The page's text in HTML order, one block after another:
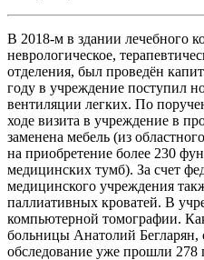
В 2018-м в здании лечебного
неврологическое,
отделения, был проведён
году в учреждение поступил
вентиляции легких. По
ходе визита в учреждение в
заменена мебель (из
на приобретение более 230
медицинских тумб). За счет
медицинского учреждения
паллиативных кроватей. В
компьютерной томографии.
больницы Анатолий Бегларян,
обследование уже прошли 278